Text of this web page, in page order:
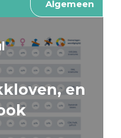
Algemeen
en